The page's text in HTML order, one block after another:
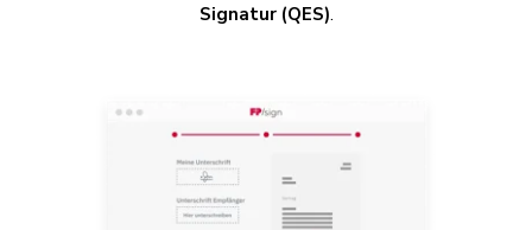
Signatur (QES).